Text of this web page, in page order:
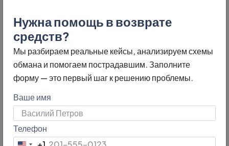
Поддельные возвраты
денег
Некоторые мошенники не возвращают товар, а
используют схемы с фиктивными транзакциями:
Нужна помощь в возврате
средств?
Мы разбираем реальные кейсы, анализируем схемы
обмана и помогаем пострадавшим. Заполните
форму — это первый шаг к решению проблемы.
Ваше имя
Телефон